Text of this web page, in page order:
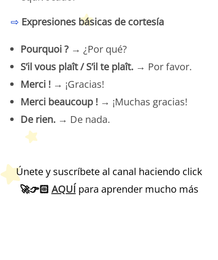
⇨ Expresiones básicas de cortesía
Pourquoi ? → ¿Por qué?
S’il vous plaît / S’il te plaît. → Por favor.
Merci ! → ¡Gracias!
Merci beaucoup ! → ¡Muchas gracias!
De rien. → De nada.
Únete y suscríbete al canal haciendo click
🚀👉🏻 AQUÍ para aprender mucho más